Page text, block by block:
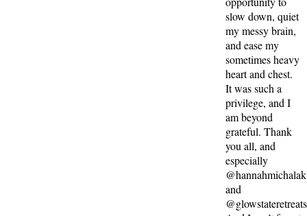
slow down, quiet
my messy brain,
and ease my
sometimes heavy
heart and chest.
It was such a
privilege, and I
am beyond
grateful. Thank
you all, and
especially
@hannahmichalak
and
@glowstateretreats